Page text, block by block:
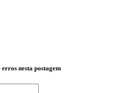
nesta postagem